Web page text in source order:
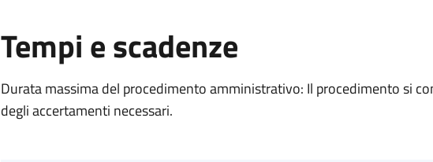
Tempi e scadenze
Durata massima del procedimento amministrativo: Il procedimento si
degli accertamenti necessari.